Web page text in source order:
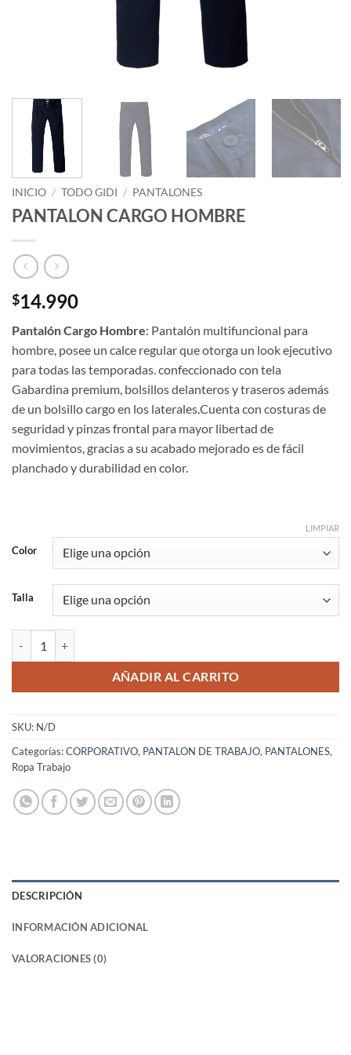
INICIO / TODO GIDI / PANTALONES
PANTALON CARGO HOMBRE
$14.990
Pantalón Cargo Hombre: Pantalón multifuncional para
hombre, posee un calce regular que otorga un look ejecutivo
para todas las temporadas. confeccionado con tela
Gabardina premium, bolsillos delanteros y traseros además
de un bolsillo cargo en los laterales.Cuenta con costuras de
seguridad y pinzas frontal para mayor libertad de
movimientos, gracias a su acabado mejorado es de fácil
planchado y durabilidad en color.
Color
Talla
LIMPIAR
AÑADIR AL CARRITO
SKU: N/D
Categorías:CORPORATIVO, PANTALON DE TRABAJO, PANTALONES,
Ropa Trabajo
DESCRIPCIÓN
INFORMACIÓN ADICIONAL
VALORACIONES (0)